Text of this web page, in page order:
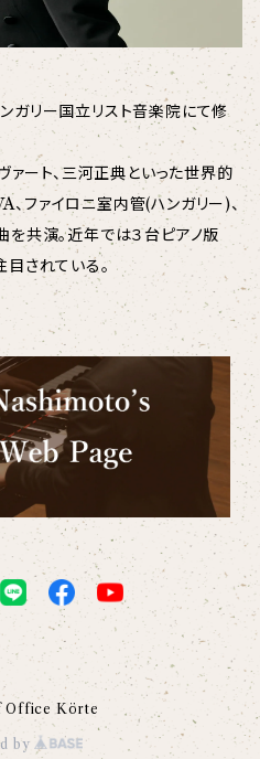
ガリー国立リスト音楽院にて修
ァート、三河正典といった世界的
ファイロニ室内管(ハンガリー)、
を共演。近年では３台ピアノ版
目されている。
Office Körte
by